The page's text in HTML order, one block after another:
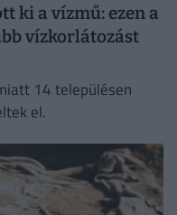
ki a vízmű: ezen a
vízkorlátozást
14 településen
el.